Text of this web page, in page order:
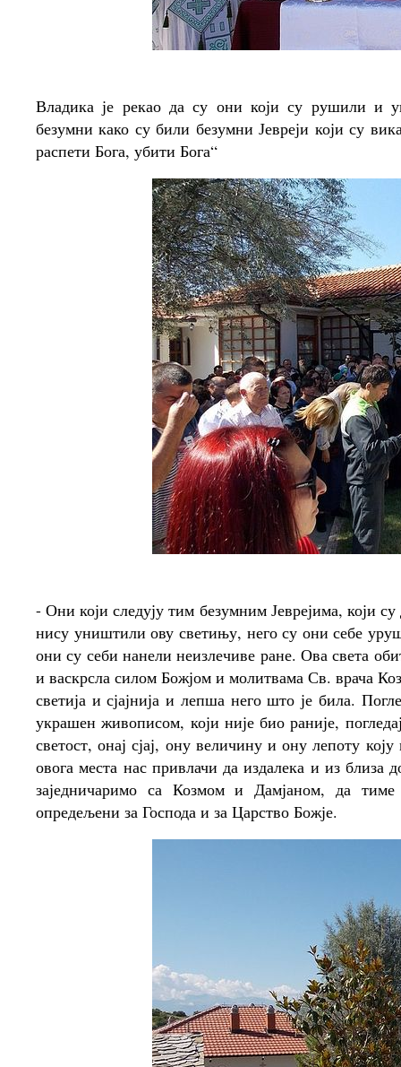
Владика је рекао да су они који су рушили и
безумни како су били безумни Јевреји који су
распети Бога, убити Бога“
- Они који следују тим безумним Јеврејима, који
нису уништили ову светињу, него су они себе
они су себи нанели неизлечиве ране. Ова света
и васкрсла силом Божјом и молитвама Св. врача
светија и сјајнија и лепша него што је била.
украшен живописом, који није био раније,
светост, онај сјај, ону величину и ону лепоту
овога места нас привлачи да издалека и из
заједничаримо са Козмом и Дамјаном, да
опредељени за Господа и за Царство Божје.